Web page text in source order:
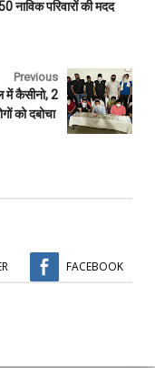
नाविक परिवारों की मदद
Previous
में कैसीनो, 2
को दबोचा
FACEBOOK